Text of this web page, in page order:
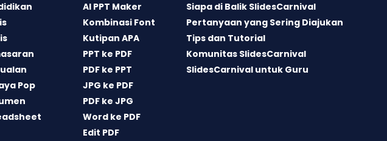
Pop
AI PPT Maker
Kombinasi Font
Kutipan APA
PPT ke PDF
PDF ke PPT
JPG ke PDF
PDF ke JPG
Word ke PDF
Edit PDF
Siapa di Balik SlidesCarnival
Pertanyaan yang Sering Diajukan
Tips dan Tutorial
Komunitas SlidesCarnival
SlidesCarnival untuk Guru